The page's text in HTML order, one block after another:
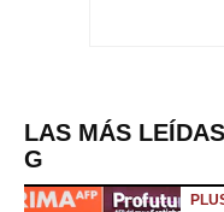
LAS MÁS
G